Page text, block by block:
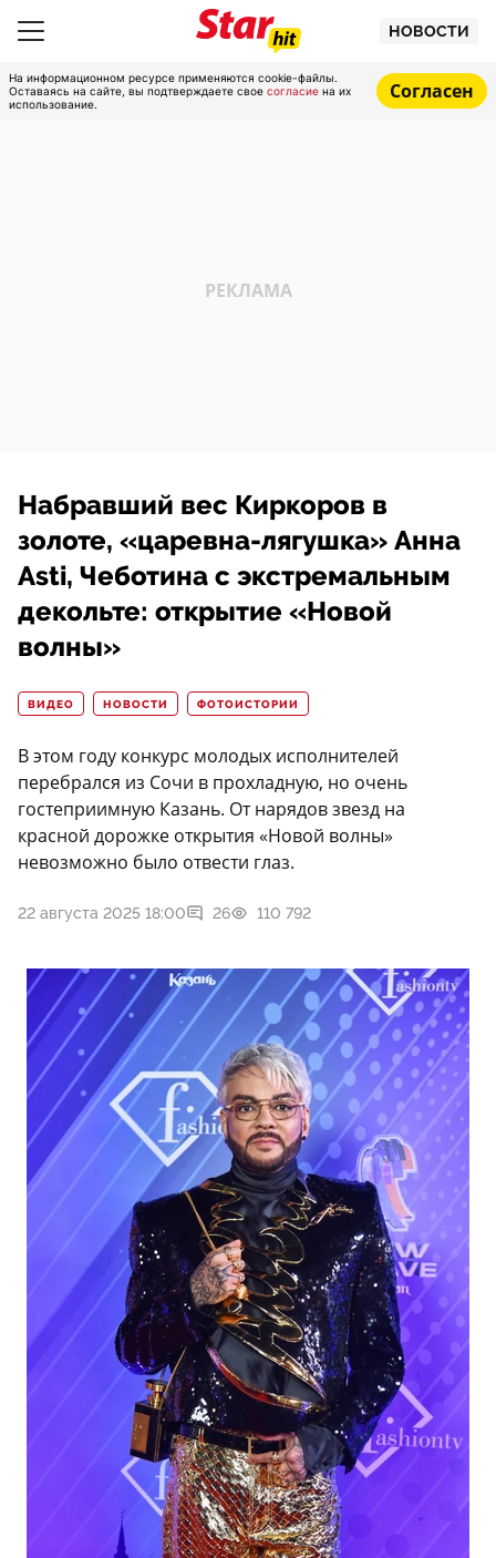
НОВОСТИ
На информационном ресурсе применяются cookie-файлы.
Оставаясь на сайте, вы подтверждаете свое согласие на их
использование.
Согласен
Набравший вес Киркоров в
золоте, «царевна-лягушка» Анна
Asti, Чеботина с экстремальным
декольте: открытие «Новой
волны»
ВИДЕО НОВОСТИ ФОТОИСТОРИИ
В этом году конкурс молодых исполнителей
перебрался из Сочи в прохладную, но очень
гостеприимную Казань. От нарядов звезд на
красной дорожке открытия «Новой волны»
невозможно было отвести глаз.
22 августа 2025 18:00 26 110 792